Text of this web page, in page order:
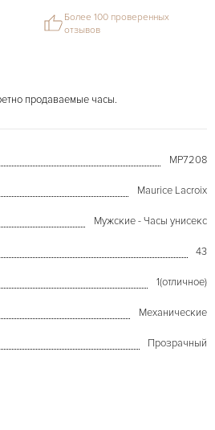
продаваемые часы.
MP7208
Maurice Lacroix
Мужские - Часы унисекс
43
1(отличное)
Механические
Прозрачный
Более 100 проверенных
отзывов